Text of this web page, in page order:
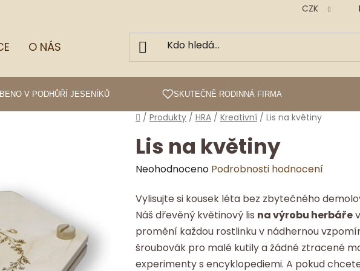
V PODHŮŘÍ JESENÍKŮ SKUTEČNĚ RODINNÁ FIRMA
CZK
O NÁS
Domů
/ Produkty / HRA / Kreativní / Lis na květiny
Lis na květiny
Průměrné
produktu
je
0,0
z
5
Neohodnoceno Podrobnosti hodnocení
Vylisujte si kousek léta bez zbytečného
Náš dřevěný květinový lis na výrobu herbáře
promění každou rostlinku v nádhernou
šroubovák pro malé kutily a žádné ztracené
experimenty s encyklopediemi. A pokud